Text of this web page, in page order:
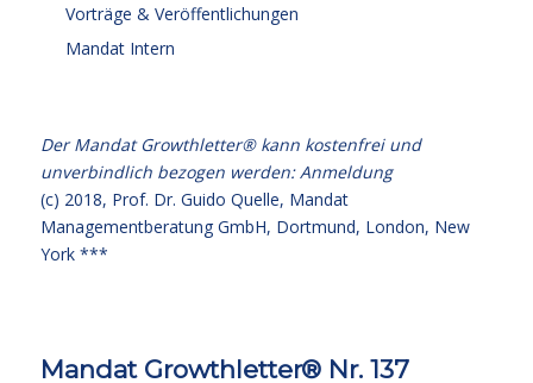
Vorträge & Veröffentlichungen
Mandat Intern
Der Mandat Growthletter® kann kostenfrei und
unverbindlich bezogen werden:Anmeldung
(c) 2018, Prof. Dr. Guido Quelle, Mandat
Managementberatung GmbH, Dortmund, London, New
York ***
Mandat Growthletter® Nr. 137